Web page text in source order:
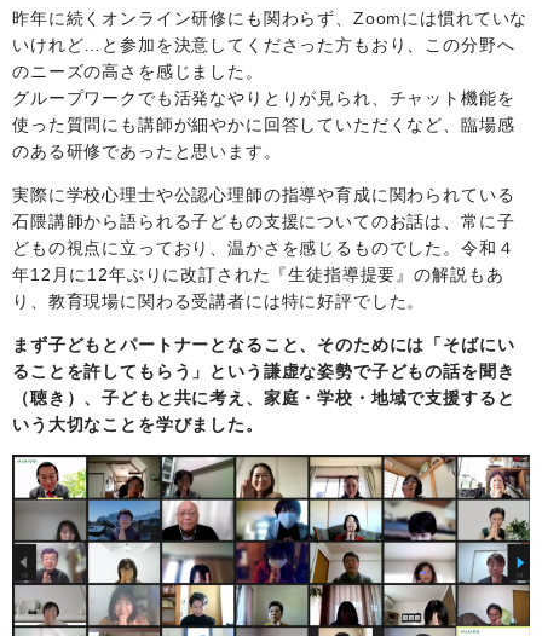
昨年に続くオンライン研修にも関わらず、Zoomには慣れていな
いけれど…と参加を決意してくださった方もおり、この分野へ
のニーズの高さを感じました。
グループワークでも活発なやりとりが見られ、チャット機能を
使った質問にも講師が細やかに回答していただくなど、臨場感
のある研修であったと思います。
実際に学校心理士や公認心理師の指導や育成に関わられている
石隈講師から語られる子どもの支援についてのお話は、常に子
どもの視点に立っており、温かさを感じるものでした。令和４
年12月に12年ぶりに改訂された『生徒指導提要』の解説もあ
り、教育現場に関わる受講者には特に好評でした。
まず子どもとパートナーとなること、そのためには「そばにい
ることを許してもらう」という謙虚な姿勢で子どもの話を聞き
（聴き）、子どもと共に考え、家庭・学校・地域で支援すると
いう大切なことを学びました。